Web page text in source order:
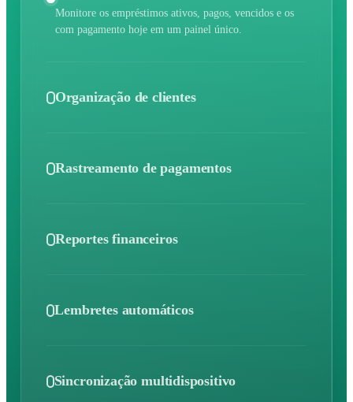
Monitore os empréstimos ativos, pagos, vencidos e os
com pagamento hoje em um painel único.
Organização de clientes
Rastreamento de pagamentos
Reportes financeiros
Lembretes automáticos
Sincronização multidispositivo